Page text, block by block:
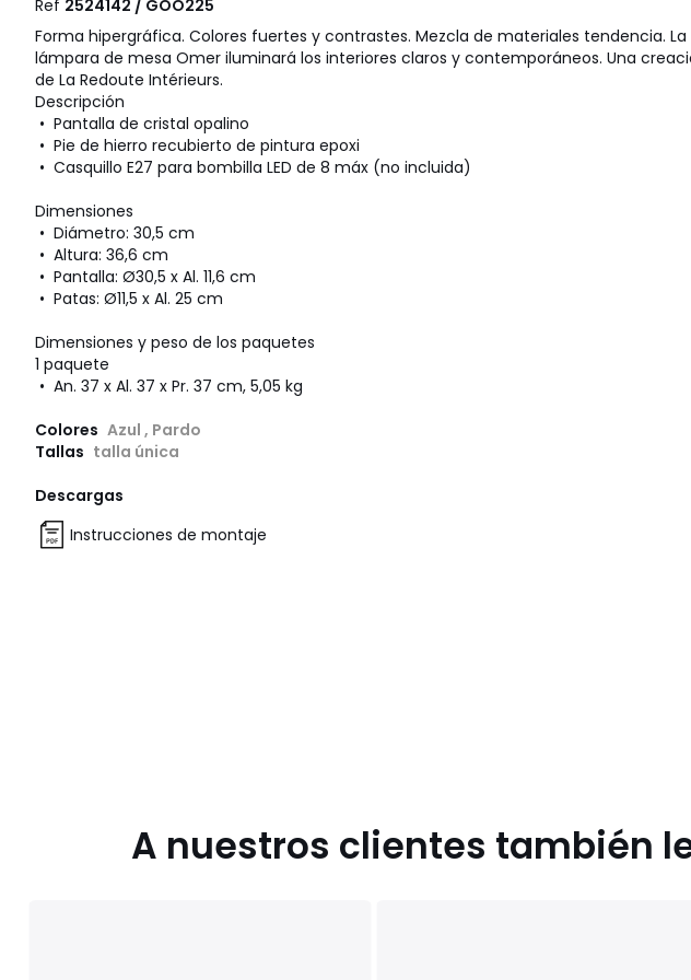
Ref 2524142 / GOO225
Forma hipergráfica. Colores fuertes y contrastes. Mezcla de materiales tendencia. La
lámpara de mesa Omer iluminará los interiores claros y contemporáneos. Una
de La Redoute Intérieurs.
Descripción
• Pantalla de cristal opalino
• Pie de hierro recubierto de pintura epoxi
• Casquillo E27 para bombilla LED de 8 máx (no incluida)
Dimensiones
• Diámetro: 30,5 cm
• Altura: 36,6 cm
• Pantalla: Ø30,5 x Al. 11,6 cm
• Patas: Ø11,5 x Al. 25 cm
Dimensiones y peso de los paquetes
1 paquete
• An. 37 x Al. 37 x Pr. 37 cm, 5,05 kg
Colores Azul , Pardo
Tallas talla única
Descargas
Instrucciones de montaje
A nuestros clientes también